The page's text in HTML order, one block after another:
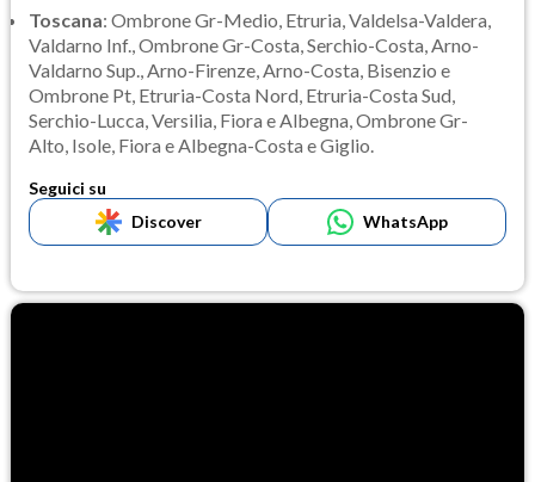
Toscana: Ombrone Gr-Medio, Etruria, Valdelsa-Valdera,
Valdarno Inf., Ombrone Gr-Costa, Serchio-Costa, Arno-
Valdarno Sup., Arno-Firenze, Arno-Costa, Bisenzio e
Ombrone Pt, Etruria-Costa Nord, Etruria-Costa Sud,
Serchio-Lucca, Versilia, Fiora e Albegna, Ombrone Gr-
Alto, Isole, Fiora e Albegna-Costa e Giglio.
Seguici su
Discover
WhatsApp